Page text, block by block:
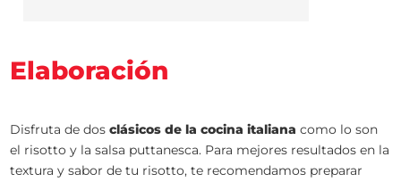
Elaboración
Disfruta de dosclásicos de la cocina italiana como lo son
el risotto y la salsa puttanesca. Para mejores resultados en la
textura y sabor de tu risotto, te recomendamos preparar